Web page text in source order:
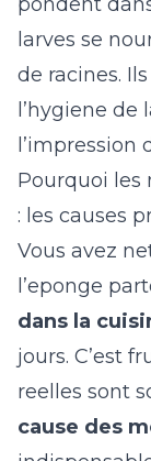
larves se
de racines.
l’hygiene de
l’impression
Pourquoi les
: les causes
Vous avez
l’eponge
dans la
jours. C’est
reelles sont
cause des